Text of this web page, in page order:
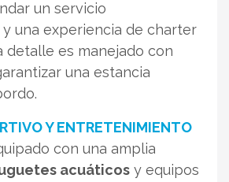
un servicio
una experiencia de charter
detalle es manejado con
una estancia
Y ENTRETENIMIENTO
con una amplia
acuáticos y equipos